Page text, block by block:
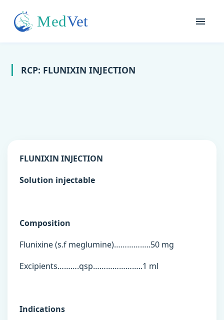
RCP: FLUNIXIN INJECTION
FLUNIXIN INJECTION
Solution injectable
Composition
Flunixine (s.f meglumine)……………..50 mg
Excipients……….qsp…………………..1 ml
Indications